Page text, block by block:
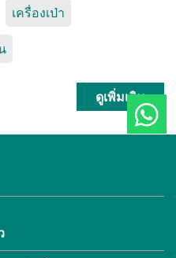
เครื่องเป่า
ดูเพิ่มเติม